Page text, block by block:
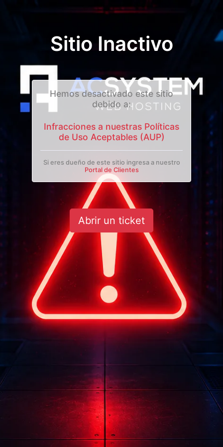
Sitio Inactivo
Hemos desactivado este sitio
debido a:
Infracciones a nuestras Políticas
de Uso Aceptables (AUP)
Si eres dueño de este sitio ingresa a nuestro
Portal de Clientes
Abrir un ticket